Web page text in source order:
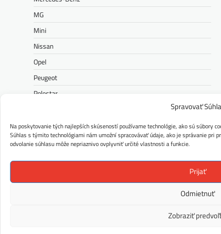
Spravovať
Na poskytovanie tých najlepších skúseností používame technológie, ako sú súbory
Súhlas s týmito technológiami nám umožní spracovávať údaje, ako je správanie pri
odvolanie súhlasu môže nepriaznivo ovplyvniť určité vlastnosti a funkcie.
Prijať
Odmietnuť
Zobraziť
MG
Mini
Nissan
Opel
Peugeot
Polestar
Ram
Range Rover